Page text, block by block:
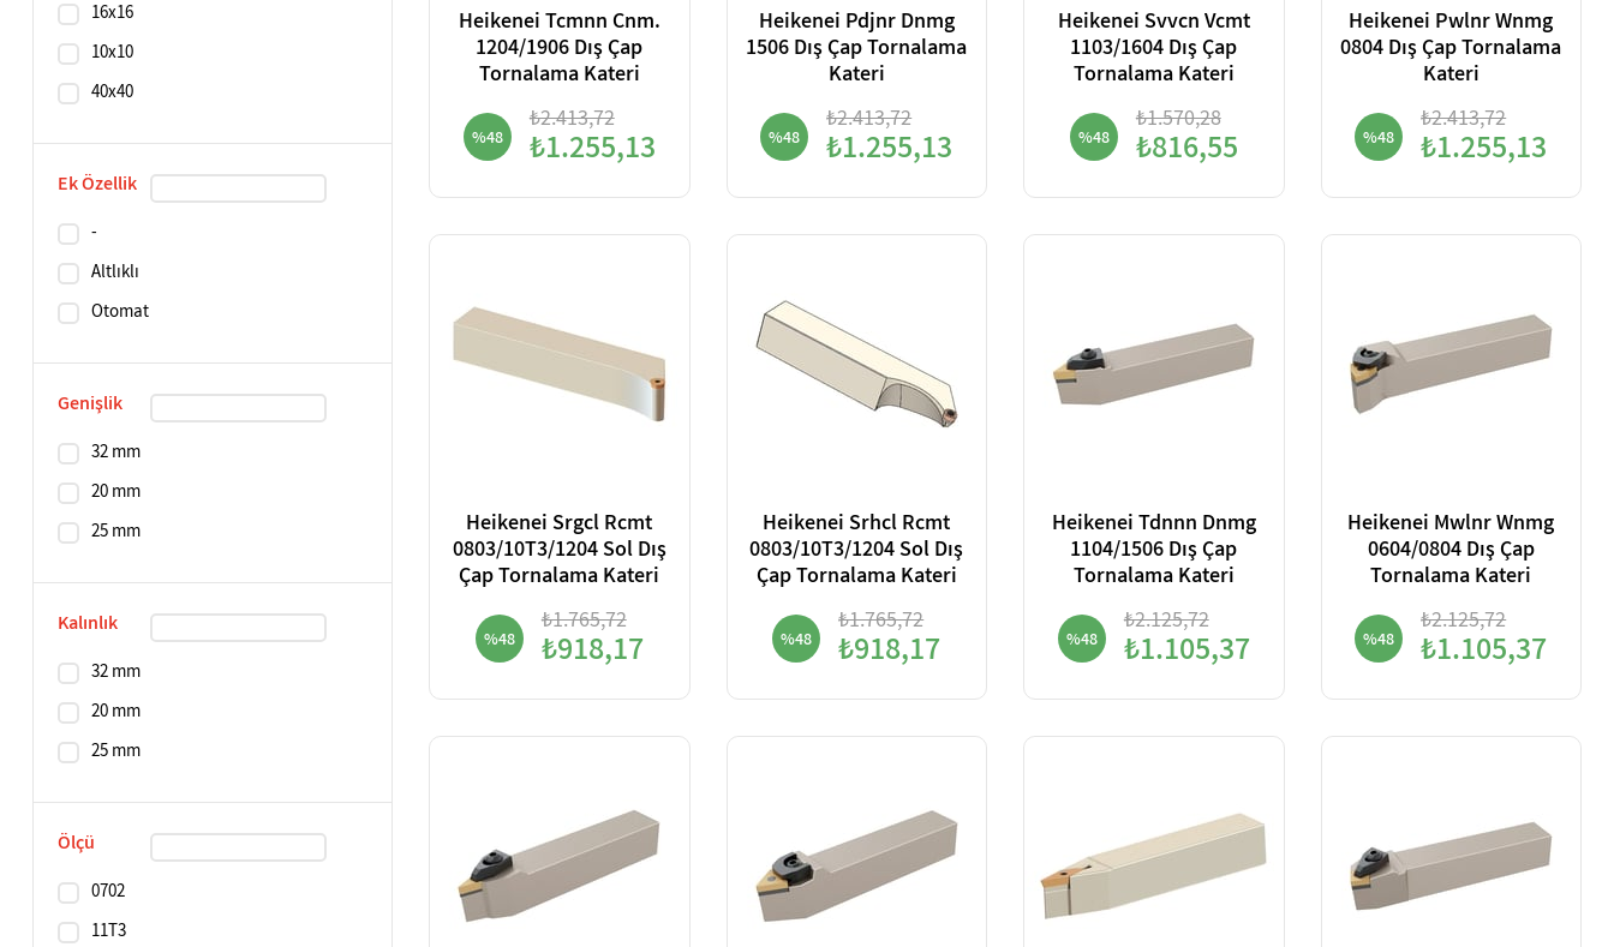
16x16
10x10
40x40
Ek Özellik
-
Altlıklı
Otomat
Genişlik
32 mm
20 mm
25 mm
Kalınlık
32 mm
20 mm
25 mm
Ölçü
0702
11T3
Heikenei Tcmnn Cnm.
1204/1906 Dış Çap
Tornalama Kateri
%48
₺2.413,72
₺1.255,13
Heikenei Pdjnr Dnmg
1506 Dış Çap Tornalama
Kateri
%48
₺2.413,72
₺1.255,13
Heikenei Svvcn Vcmt
1103/1604 Dış Çap
Tornalama Kateri
%48
₺1.570,28
₺816,55
Heikenei Pwlnr Wnmg
0804 Dış Çap Tornalama
Kateri
%48
₺2.413,72
₺1.255,13
Heikenei Srgcl Rcmt
0803/10T3/1204 Sol Dış
Çap Tornalama Kateri
%48
₺1.765,72
₺918,17
Heikenei Srhcl Rcmt
0803/10T3/1204 Sol Dış
Çap Tornalama Kateri
%48
₺1.765,72
₺918,17
Heikenei Tdnnn Dnmg
1104/1506 Dış Çap
Tornalama Kateri
%48
₺2.125,72
₺1.105,37
Heikenei Mwlnr Wnmg
0604/0804 Dış Çap
Tornalama Kateri
%48
₺2.125,72
₺1.105,37